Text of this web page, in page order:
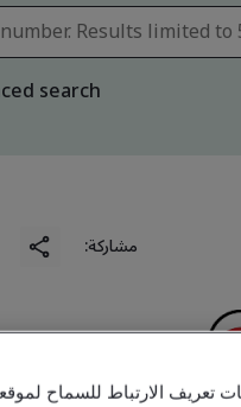
search
مشاركة:
تعريف الارتباط للسماح